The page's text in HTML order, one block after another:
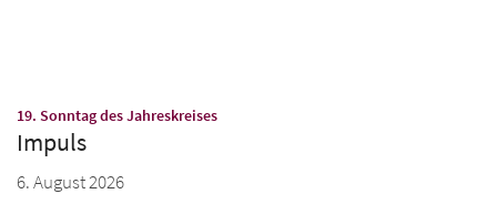
19. Sonntag des Jahreskreises:
Impuls
6. August 2026